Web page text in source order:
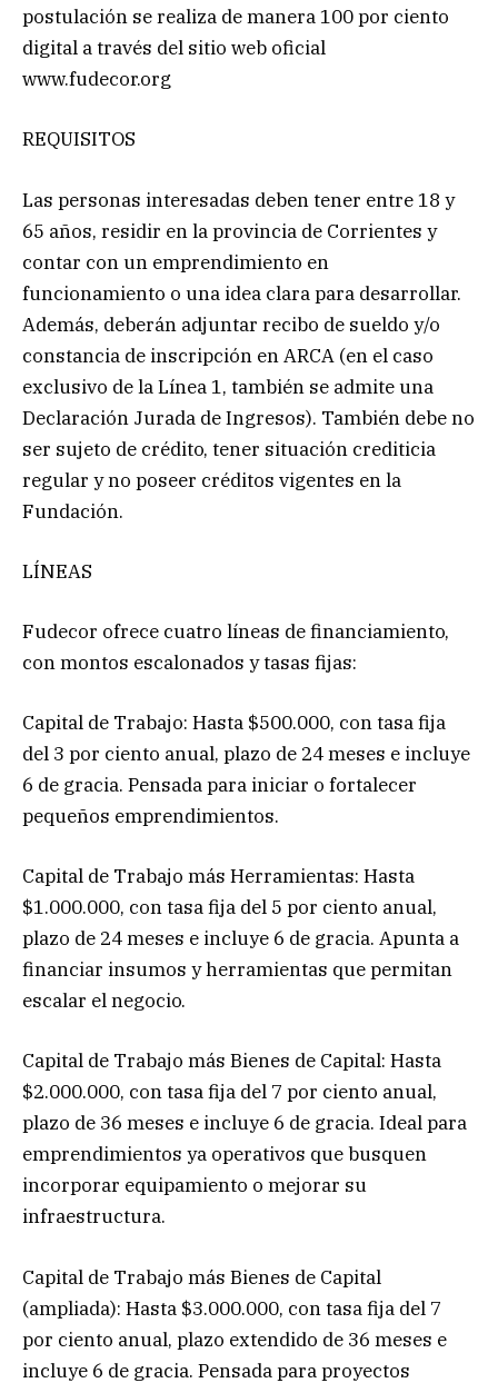
postulación se realiza de manera 100 por ciento
digital a través del sitio web oficial
www.fudecor.org
REQUISITOS
Las personas interesadas deben tener entre 18 y
65 años, residir en la provincia de Corrientes y
contar con un emprendimiento en
funcionamiento o una idea clara para desarrollar.
Además, deberán adjuntar recibo de sueldo y/o
constancia de inscripción en ARCA (en el caso
exclusivo de la Línea 1, también se admite una
Declaración Jurada de Ingresos). También debe no
ser sujeto de crédito, tener situación crediticia
regular y no poseer créditos vigentes en la
Fundación.
LÍNEAS
Fudecor ofrece cuatro líneas de financiamiento,
con montos escalonados y tasas fijas:
Capital de Trabajo: Hasta $500.000, con tasa fija
del 3 por ciento anual, plazo de 24 meses e incluye
6 de gracia. Pensada para iniciar o fortalecer
pequeños emprendimientos.
Capital de Trabajo más Herramientas: Hasta
$1.000.000, con tasa fija del 5 por ciento anual,
plazo de 24 meses e incluye 6 de gracia. Apunta a
financiar insumos y herramientas que permitan
escalar el negocio.
Capital de Trabajo más Bienes de Capital: Hasta
$2.000.000, con tasa fija del 7 por ciento anual,
plazo de 36 meses e incluye 6 de gracia. Ideal para
emprendimientos ya operativos que busquen
incorporar equipamiento o mejorar su
infraestructura.
Capital de Trabajo más Bienes de Capital
(ampliada): Hasta $3.000.000, con tasa fija del 7
por ciento anual, plazo extendido de 36 meses e
incluye 6 de gracia. Pensada para proyectos